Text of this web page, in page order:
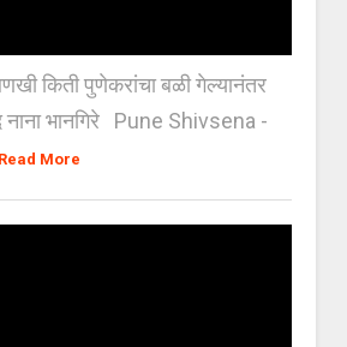
किती पुणेकरांचा बळी गेल्यानंतर
नाना भानगिरे Pune Shivsena -
Read More